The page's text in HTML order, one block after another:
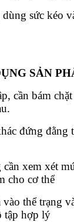
sức kéo
SẢN
cần bám
đứng đằng
xem xét
cho cơ thể
thể trạng
tập hợp lý